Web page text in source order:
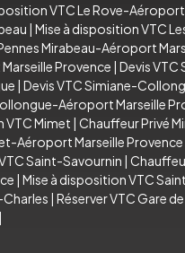
VTC Le Rove-
| Mise à disposition VTC
Mirabeau-Aéroport
Provence | Devis
| Devis VTC Simiane-
Aéroport Marseille
VTC Mimet | Chauffeur Privé
Aéroport Marseille Provence
Saint-Savournin |
| Mise à disposition VTC
Charles | Réserver VTC Gare
|